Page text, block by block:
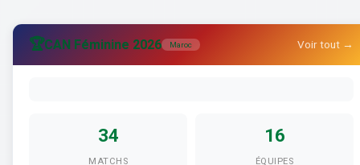
🏆CAN Féminine 2026 Maroc Voir tout →
34
MATCHS
16
ÉQUIPES